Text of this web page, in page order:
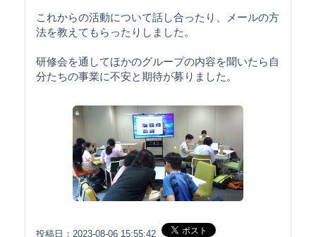
これからの活動について話し合ったり、メールの方
法を教えてもらったりしました。
研修会を通してほかのグループの内容を聞いたら自
分たちの事業に不安と期待が募りました。
投稿日：2023-08-06 15:55:42